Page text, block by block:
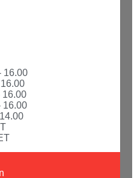
16.00
16.00
16.00